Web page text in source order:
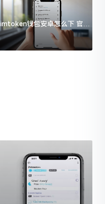
imtoken钱包安卓怎么下 官方
渠道避坑指南